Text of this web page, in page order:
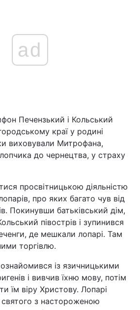
ad
Печензький і Кольський
краї у родині
виховували Митрофана,
до чернецтва, у страху
просвітницькою діяльністю
про яких багато чув від
Покинувши батьківський дім,
півострів і зупинився
де мешкали лопарі. Там
торгівлю.
із язичницькими
і вивчив їхню мову, потім
їм віру Христову. Лопарі
святого з настороженою